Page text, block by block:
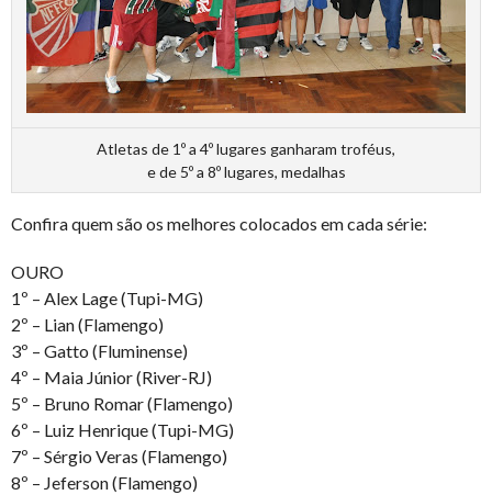
Atletas de 1º a 4º lugares ganharam troféus,
e de 5º a 8º lugares, medalhas
Confira quem são os melhores colocados em cada série:
OURO
1º – Alex Lage (Tupi-MG)
2º – Lian (Flamengo)
3º – Gatto (Fluminense)
4º – Maia Júnior (River-RJ)
5º – Bruno Romar (Flamengo)
6º – Luiz Henrique (Tupi-MG)
7º – Sérgio Veras (Flamengo)
8º – Jeferson (Flamengo)